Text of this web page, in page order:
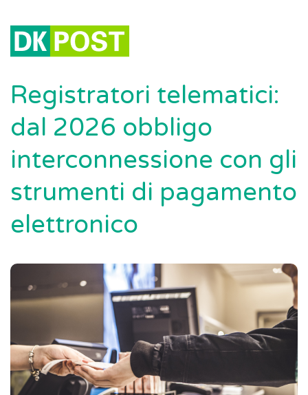
Registratori telematici:
dal 2026 obbligo
interconnessione con gli
strumenti di pagamento
elettronico